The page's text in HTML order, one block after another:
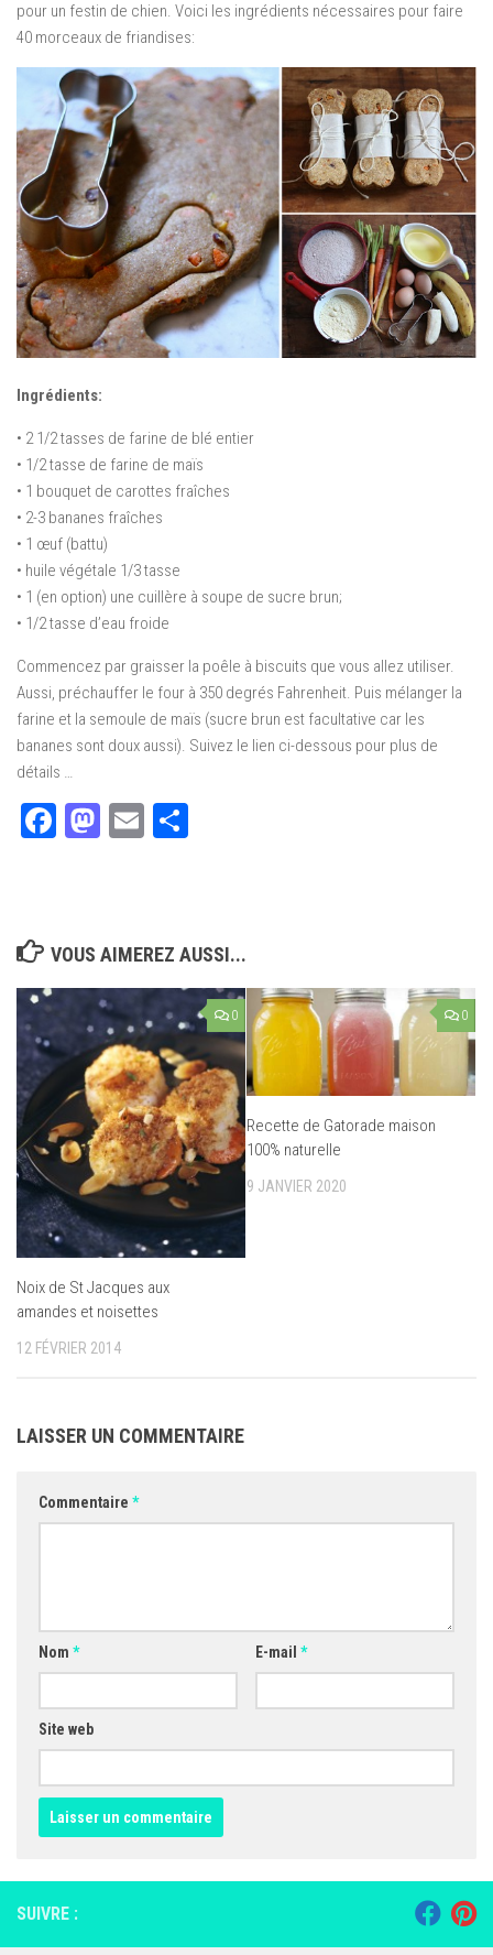
pour un festin de chien. Voici les ingrédients nécessaires pour faire
40 morceaux de friandises:
Ingrédients:
• 2 1/2 tasses de farine de blé entier
• 1/2 tasse de farine de maïs
• 1 bouquet de carottes fraîches
• 2-3 bananes fraîches
• 1 œuf (battu)
• huile végétale 1/3 tasse
• 1 (en option) une cuillère à soupe de sucre brun;
• 1/2 tasse d’eau froide
Commencez par graisser la poêle à biscuits que vous allez utiliser.
Aussi, préchauffer le four à 350 degrés Fahrenheit. Puis mélanger la
farine et la semoule de maïs (sucre brun est facultative car les
bananes sont doux aussi). Suivez le lien ci-dessous pour plus de
détails …
Facebook
Mastodon
Email
VOUS AIMEREZ AUSSI...
0
Noix de St Jacques aux
amandes et noisettes
12 FÉVRIER 2014
0
Recette de Gatorade maison
100% naturelle
9 JANVIER 2020
LAISSER UN COMMENTAIRE
Commentaire *
Nom * E-mail *
Site web
SUIVRE :